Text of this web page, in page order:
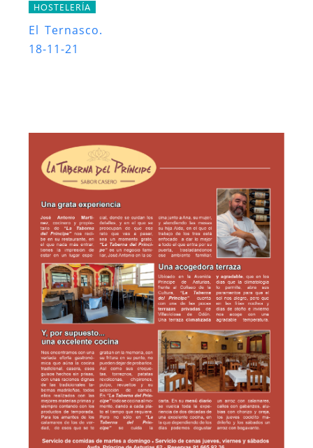
HOSTELERÍA
El Ternasco.
18-11-21